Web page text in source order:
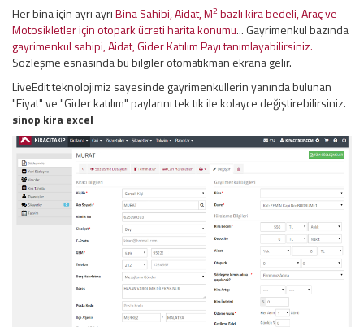
Her bina için ayrı ayrıBina Sahibi, Aidat, M2 bazlı kira bedeli, Araç ve
Motosikletler için otopark ücreti harita konumu... Gayrimenkul bazında
gayrimenkul sahipi, Aidat, Gider Katılım Payı tanımlayabilirsiniz.
Sözleşme esnasında bu bilgiler otomatikman ekrana gelir.
LiveEdit teknolojimiz sayesinde gayrimenkullerin yanında bulunan
"Fiyat" ve "Gider katılım" paylarını tek tık ile kolayce değiştirebilirsiniz.
sinop kira excel